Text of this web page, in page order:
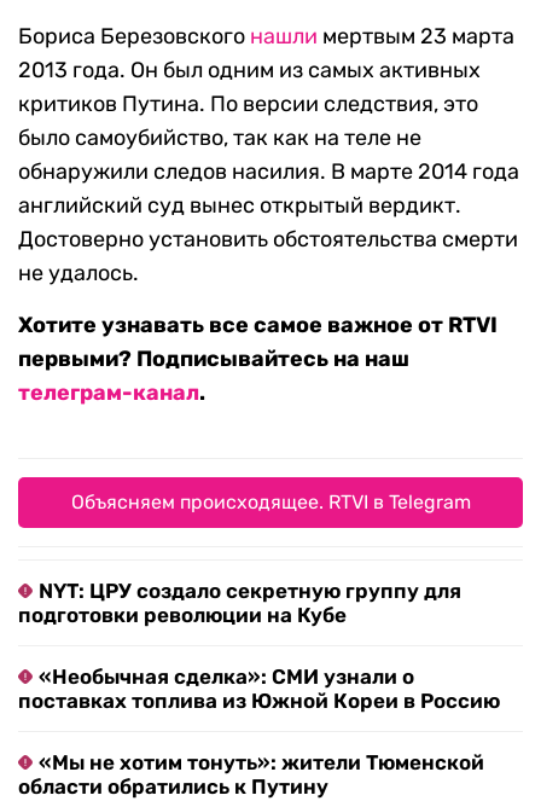
Бориса Березовского нашли мертвым 23 марта
2013 года. Он был одним из самых активных
критиков Путина. По версии следствия, это
было самоубийство, так как на теле не
обнаружили следов насилия. В марте 2014 года
английский суд вынес открытый вердикт.
Достоверно установить обстоятельства смерти
не удалось.
Хотите узнавать все самое важное от RTVI
первыми? Подписывайтесь на наш
телеграм-канал.
Объясняем происходящее. RTVI в Telegram
NYT: ЦРУ создало секретную группу для
подготовки революции на Кубе
«Необычная сделка»: СМИ узнали о
поставках топлива из Южной Кореи в Россию
«Мы не хотим тонуть»: жители Тюменской
области обратились к Путину